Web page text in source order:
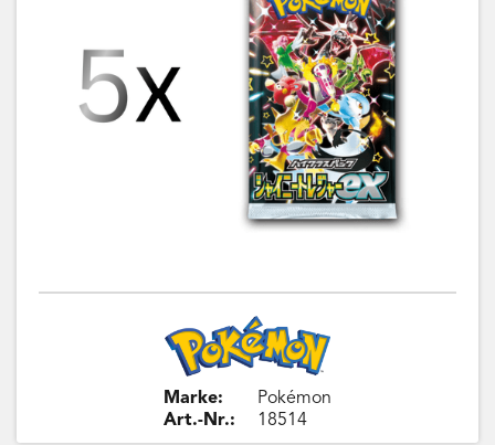
Marke:
Art.-Nr.:
Pokémon
18514